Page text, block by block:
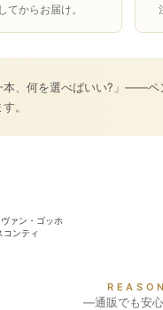
てからお届け。
本、何を選べばいい?」――
。
ヴァン・ゴッホ
コンティ
―通販でも安